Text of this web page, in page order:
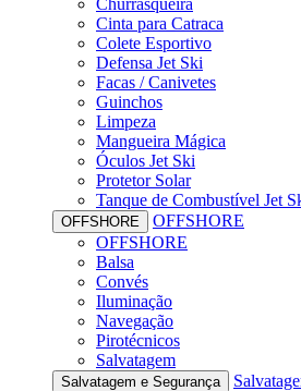
Cinta para Catraca
Colete Esportivo
Defensa Jet Ski
Facas / Canivetes
Guinchos
Limpeza
Mangueira Mágica
Óculos Jet Ski
Protetor Solar
Tanque de Combustível Jet
OFFSHORE
OFFSHORE
OFFSHORE
Balsa
Convés
Iluminação
Navegação
Pirotécnicos
Salvatagem
Salvatagem e Segurança